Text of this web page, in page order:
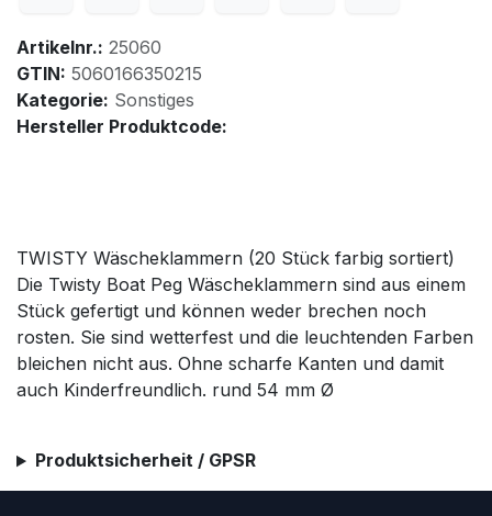
Artikelnr.: 25060
GTIN: 5060166350215
Kategorie: Sonstiges
Hersteller Produktcode:
TWISTY Wäscheklammern (20 Stück farbig sortiert)
Die Twisty Boat Peg Wäscheklammern sind aus einem
Stück gefertigt und können weder brechen noch
rosten. Sie sind wetterfest und die leuchtenden Farben
bleichen nicht aus. Ohne scharfe Kanten und damit
auch Kinderfreundlich. rund 54 mm Ø
Produktsicherheit / GPSR